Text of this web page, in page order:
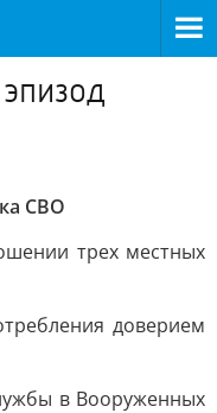
СВО
трех местных
доверием
в Вооруженных